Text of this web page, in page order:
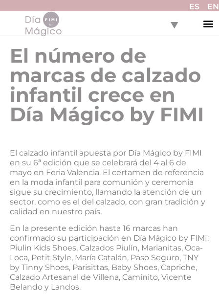
ES EN
El número de
marcas de calzado
infantil crece en
Día Mágico by FIMI
El calzado infantil apuesta por Día Mágico by FIMI
en su 6ª edición que se celebrará del 4 al 6 de
mayo en Feria Valencia. El certamen de referencia
en la moda infantil para comunión y ceremonia
sigue su crecimiento, llamando la atención de un
sector, como es el del calzado, con gran tradición y
calidad en nuestro país.
En la presente edición hasta 16 marcas han
confirmado su participación en Día Mágico by FIMI:
Piulin Kids Shoes, Calzados Piulín, Marianitas, Oca-
Loca, Petit Style, María Catalán, Paso Seguro, TNY
by Tinny Shoes, Parisittas, Baby Shoes, Capriche,
Calzado Artesanal de Villena, Caminito, Vicente
Belando y Landos.